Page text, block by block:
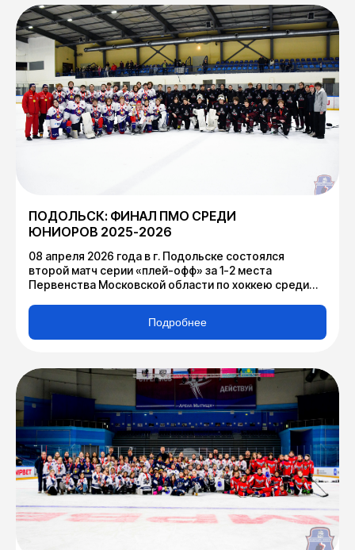
ПОДОЛЬСК: ФИНАЛ ПМО СРЕДИ
ЮНИОРОВ 2025-2026
08 апреля 2026 года в г. Подольске состоялся
второй матч серии «плей-офф» за 1-2 места
Первенства Московской области по хоккею среди
Подробнее